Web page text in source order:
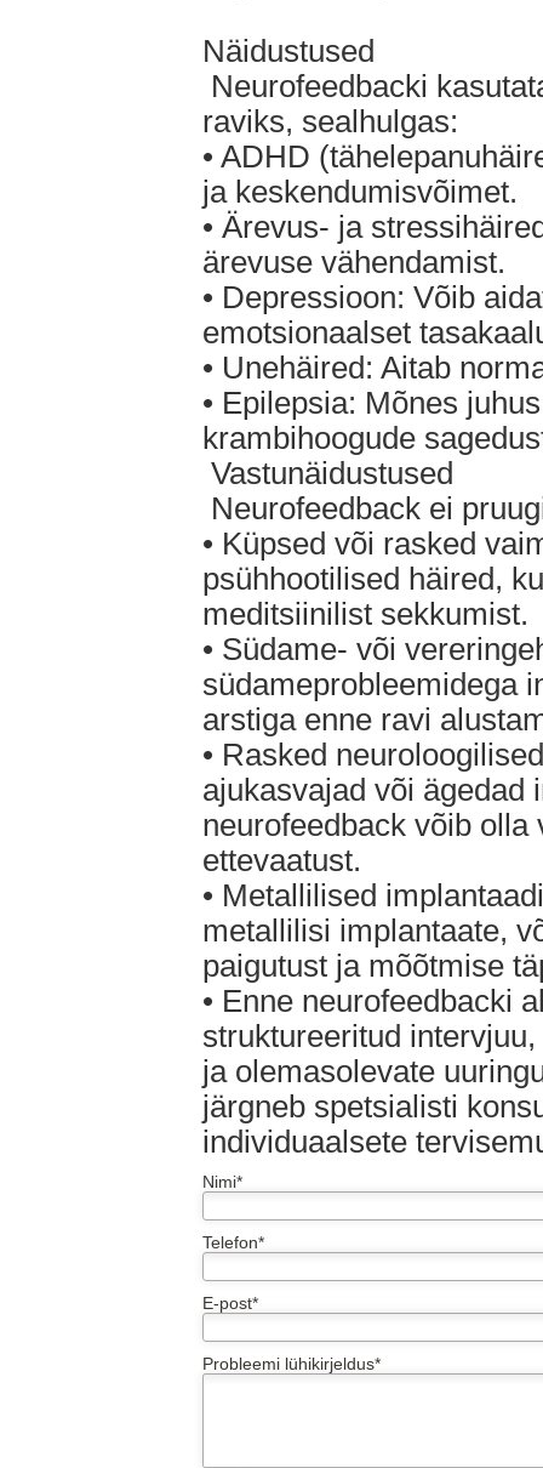
Näidustused
Neurofeedbacki
raviks, sealhulgas:
• ADHD
ja keskendumisvõimet.
• Ärevus- ja
ärevuse vähendamist.
• Depressioon: Võib
emotsionaalset
• Unehäired: Aitab
• Epilepsia: Mõnes
krambihoogude
Vastunäidustused
Neurofeedback ei
• Küpsed või rasked
psühhootilised häired,
meditsiinilist sekkumist.
• Südame- või
südameprobleemidega
arstiga enne ravi
• Rasked
ajukasvajad või ägedad
neurofeedback võib
ettevaatust.
• Metallilised
metallilisi implantaate,
paigutust ja mõõtmise
• Enne neurofeedbacki
struktureeritud
ja olemasolevate
järgneb spetsialisti
individuaalsete
Nimi*
Telefon*
E-post*
Probleemi lühikirjeldus*